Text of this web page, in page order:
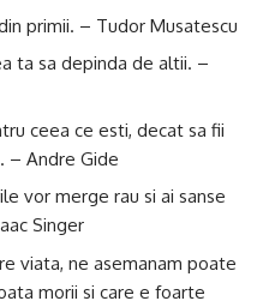
primii. – Tudor Musatescu
ta sa depinda de altii. –
ceea ce esti, decat sa fii
– Andre Gide
vor merge rau si ai sanse
Singer
viata, ne asemanam poate
morii si care e foarte